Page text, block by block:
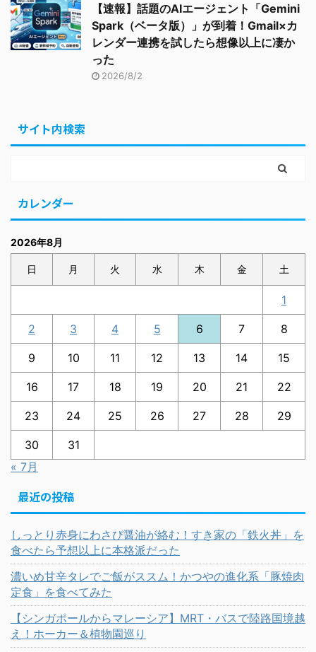
【速報】話題のAIエージェント「Gemini
Spark（ベータ版）」が到着！Gmail×カ
レンダー連携を試したら想像以上に凄か
った
2026/8/2
サイト内検索
カレンダー
2026年8月
日 月 火 水 木 金 土
1
2 3 4 5 6 7 8
9 10 11 12 13 14 15
16 17 18 19 20 21 22
23 24 25 26 27 28 29
30
31
« 7月
最近の投稿
しっとり赤身にわさび醤油が絡む！すき家の「鉄火丼」を
食べたら予想以上に本格派だった
濃いめ甘辛タレでご飯がススム！かつやの進化系「豚焼肉
定食」を食べてみた
【シンガポールからマレーシア】MRT・バスで陸路国境越
え！ホーカー＆植物園巡り